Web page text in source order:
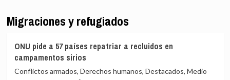
Migraciones y refugiados
ONU pide a 57 países repatriar a recluidos en
campamentos sirios
Conflictos armados, Derechos humanos, Destacados, Medio